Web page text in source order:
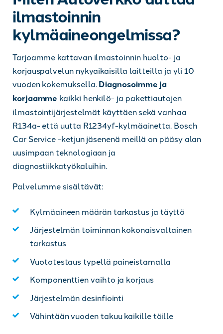
ilmastoinnin
kylmäaineongelmissa?
Tarjoamme kattavan ilmastoinnin huolto- ja
korjauspalvelun nykyaikaisilla laitteilla ja yli 10
vuoden kokemuksella. Diagnosoimme ja
korjaamme kaikki henkilö- ja pakettiautojen
ilmastointijärjestelmät käyttäen sekä vanhaa
R134a- että uutta R1234yf-kylmäainetta. Bosch
Car Service -ketjun jäsenenä meillä on pääsy alan
uusimpaan teknologiaan ja
diagnostiikkatyökaluihin.
Palvelumme sisältävät:
Kylmäaineen määrän tarkastus ja täyttö
Järjestelmän toiminnan kokonaisvaltainen
tarkastus
Vuototestaus typellä paineistamalla
Komponenttien vaihto ja korjaus
Järjestelmän desinfiointi
Vähintään vuoden takuu kaikille töille